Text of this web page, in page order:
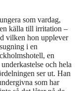
som vardag,
källa till irritation –
vilken hon upplever
i en
en
och hela
ser ut. Han
som har